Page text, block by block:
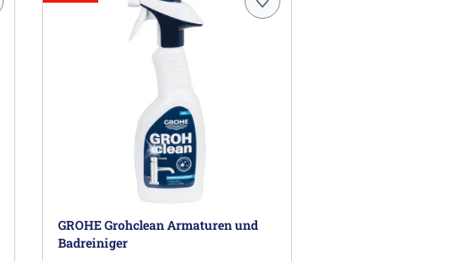
GROHE Grohclean Armaturen und
Badreiniger